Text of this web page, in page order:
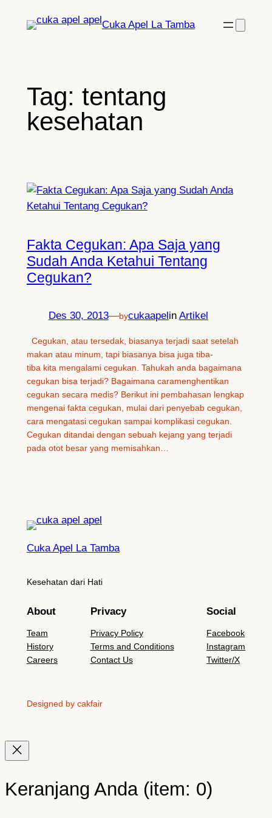
Cuka Apel La Tamba
Tag: tentang
kesehatan
Fakta Cegukan: Apa Saja yang
Sudah Anda Ketahui Tentang
Cegukan?
Des 30, 2013—bycukaapel in Artikel
Cegukan, atau tersedak, biasanya terjadi saat setelah
makan atau minum, tapi biasanya bisa juga tiba-
tiba kita mengalami cegukan. Tahukah anda bagaimana
cegukan bisa terjadi? Bagaimana caramenghentikan
cegukan secara medis? Berikut ini pembahasan lengkap
mengenai fakta cegukan, mulai dari penyebab cegukan,
cara mengatasi cegukan sampai komplikasi cegukan.
Cegukan ditandai dengan sebuah kejang yang terjadi
pada otot besar yang memisahkan…
Cuka Apel La Tamba
Kesehatan dari Hati
About
Team
History
Careers
Privacy
Privacy Policy
Terms and Conditions
Contact Us
Social
Facebook
Instagram
Twitter/X
Designed by cakfair
Keranjang Anda (item: 0)